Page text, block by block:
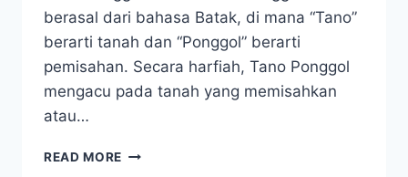
berasal dari bahasa Batak, di mana “Tano”
berarti tanah dan “Ponggol” berarti
pemisahan. Secara harfiah, Tano Ponggol
mengacu pada tanah yang memisahkan
atau…
READ MORE TANO